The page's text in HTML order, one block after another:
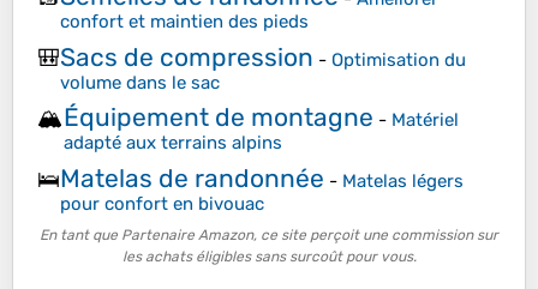
confort et maintien des pieds
🎒Sacs de compression - Optimisation du
volume dans le sac
🏔️Équipement de montagne - Matériel
adapté aux terrains alpins
🛌Matelas de randonnée - Matelas légers
pour confort en bivouac
En tant que Partenaire Amazon, ce site perçoit une commission sur
les achats éligibles sans surcoût pour vous.